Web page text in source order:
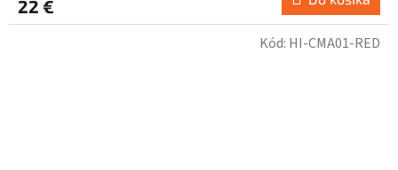
22 €
Kód: HI-CMA01-RED